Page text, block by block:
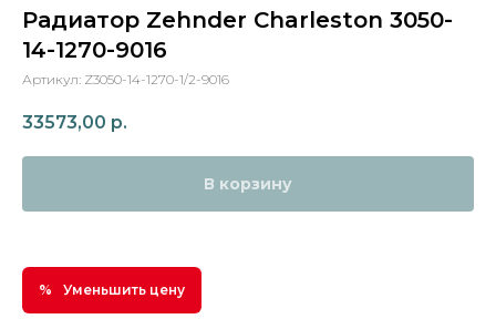
Радиатор Zehnder Charleston 3050-
14-1270-9016
Артикул: Z3050-14-1270-1/2-9016
33573,00 р.
В корзину
Уменьшить цену